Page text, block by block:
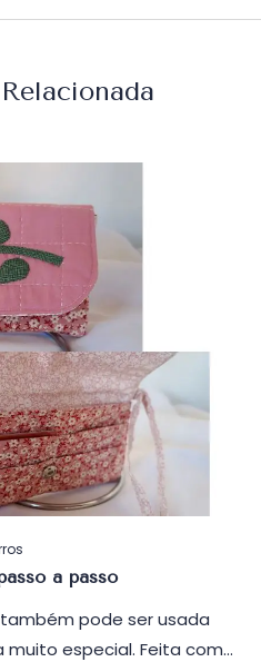
a passo
pode ser usada
especial. Feita com…